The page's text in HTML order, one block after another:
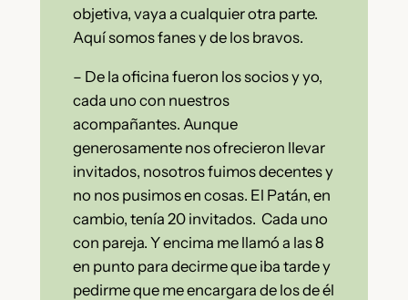
objetiva, vaya a cualquier otra parte.
Aquí somos fanes y de los bravos.
– De la oficina fueron los socios y yo,
cada uno con nuestros
acompañantes. Aunque
generosamente nos ofrecieron llevar
invitados, nosotros fuimos decentes y
no nos pusimos en cosas. El Patán, en
cambio, tenía 20 invitados. Cada uno
con pareja. Y encima me llamó a las 8
en punto para decirme que iba tarde y
pedirme que me encargara de los de él